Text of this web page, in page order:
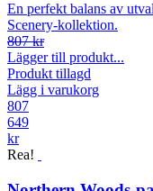
En perfekt balans av
Scenery-kollektion.
807 kr
Lägger till produkt...
Produkt tillagd
Lägg i varukorg
807
649
kr
Rea!